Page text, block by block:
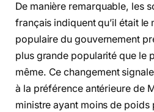
De manière remarquable, les
français indiquent qu’il était le
populaire du gouvernement
plus grande popularité que le
même. Ce changement
à la préférence antérieure de
ministre ayant moins de